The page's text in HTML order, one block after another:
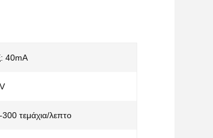
40mA
τεμάχια/λεπτο